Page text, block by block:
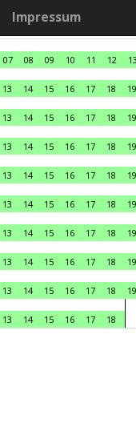
Impressum
07 08 09 10 11 12 13
13 14 15 16 17 18 19
13 14 15 16 17 18 19
13 14 15 16 17 18 19
13 14 15 16 17 18 19
13 14 15 16 17 18 19
13 14 15 16 17 18 19
13 14 15 16 17 18 19
13 14 15 16 17 18 19
13 14 15 16 17 18